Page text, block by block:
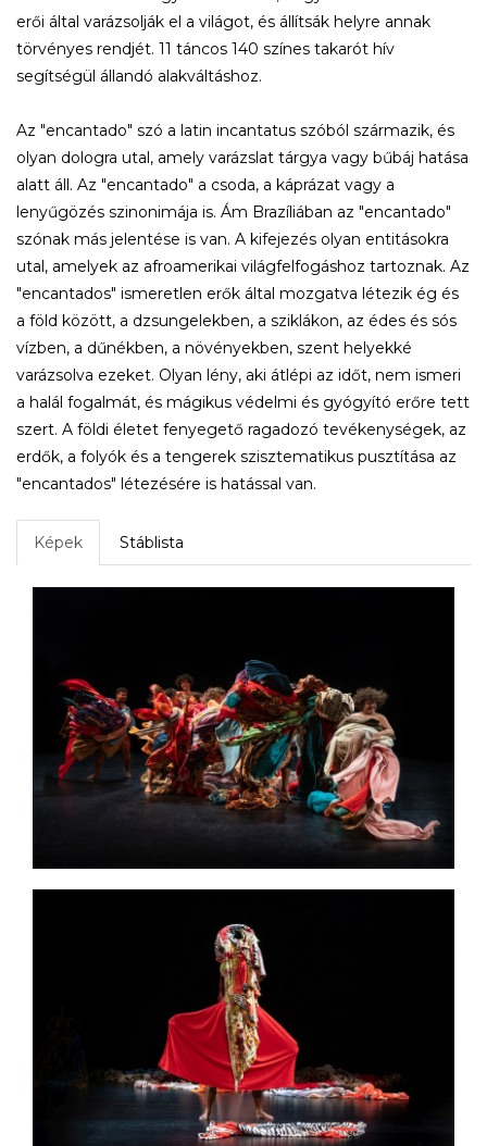
erői által varázsolják el a világot, és állítsák helyre annak
törvényes rendjét. 11 táncos 140 színes takarót hív
segítségül állandó alakváltáshoz.
Az "encantado" szó a latin incantatus szóból származik, és
olyan dologra utal, amely varázslat tárgya vagy bűbáj hatása
alatt áll. Az "encantado" a csoda, a káprázat vagy a
lenyűgözés szinonimája is. Ám Brazíliában az "encantado"
szónak más jelentése is van. A kifejezés olyan entitásokra
utal, amelyek az afroamerikai világfelfogáshoz tartoznak. Az
"encantados" ismeretlen erők által mozgatva létezik ég és
a föld között, a dzsungelekben, a sziklákon, az édes és sós
vízben, a dűnékben, a növényekben, szent helyekké
varázsolva ezeket. Olyan lény, aki átlépi az időt, nem ismeri
a halál fogalmát, és mágikus védelmi és gyógyító erőre tett
szert. A földi életet fenyegető ragadozó tevékenységek, az
erdők, a folyók és a tengerek szisztematikus pusztítása az
"encantados" létezésére is hatással van.
Képek Stáblista